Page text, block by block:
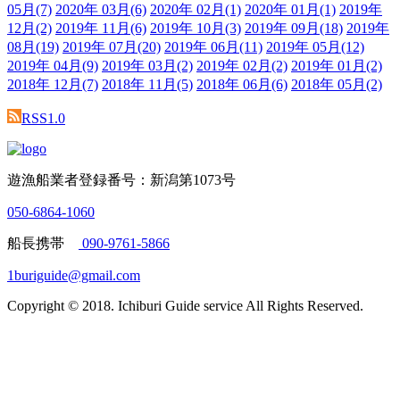
05月 (7) 2020年 03月 (6) 2020年 02月 (1) 2020年 01月 (1) 2019年
12月 (2) 2019年 11月 (6) 2019年 10月 (3) 2019年 09月 (18) 2019年
08月 (19) 2019年 07月 (20) 2019年 06月 (11) 2019年 05月 (12)
2019年 04月 (9) 2019年 03月 (2) 2019年 02月 (2) 2019年 01月 (2)
2018年 12月 (7) 2018年 11月 (5) 2018年 06月 (6) 2018年 05月 (2)
RSS1.0
遊漁船業者登録番号：新潟第1073号
050-6864-1060
船長携帯 090-9761-5866
1buriguide@gmail.com
Copyright © 2018. Ichiburi Guide service All Rights Reserved.